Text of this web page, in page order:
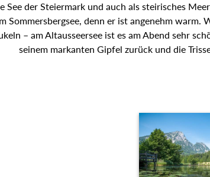
See der Steiermark und auch als steirisches
Sommersbergsee, denn er ist angenehm
– am Altausseersee ist es am Abend sehr
seinem markanten Gipfel zurück und die